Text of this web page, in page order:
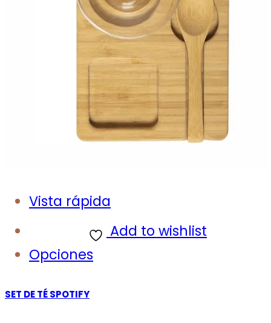
Vista rápida
Add to wishlist
Opciones
SET DE TÉ SPOTIFY